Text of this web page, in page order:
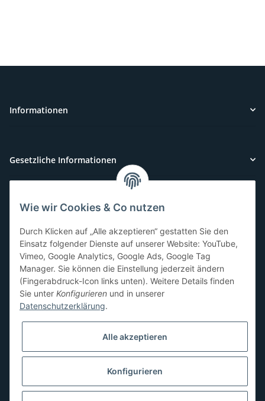
Informationen
Gesetzliche Informationen
Kundenservice
Sie benötigen Hilfe oder haben Fragen?
071-5355993
service@beamerlampe24.ch
Sicher Einkaufen
Wie wir Cookies & Co nutzen
Durch Klicken auf „Alle akzeptieren“ gestatten Sie den
Einsatz folgender Dienste auf unserer Website: YouTube,
Vimeo, Google Analytics, Google Ads, Google Tag
Manager. Sie können die Einstellung jederzeit ändern
(Fingerabdruck-Icon links unten). Weitere Details finden
Sie unter Konfigurieren und in unserer
Datenschutzerklärung.
Alle akzeptieren
Konfigurieren